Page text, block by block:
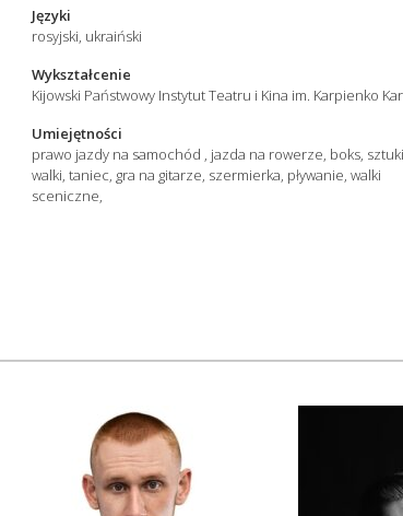
Języki
rosyjski, ukraiński
Wykształcenie
Kijowski Państwowy Instytut Teatru i Kina im. Karpienko
Umiejętności
prawo jazdy na samochód , jazda na rowerze, boks, sztuki
walki, taniec, gra na gitarze, szermierka, pływanie, walki
sceniczne,